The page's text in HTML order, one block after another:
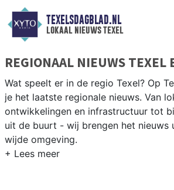
TEXELSDAGBLAD.NL
lokaal nieuws texel
REGIONAAL NIEUWS TEXEL
Wat speelt er in de regio Texel? Op
je het laatste regionale nieuws. Van
ontwikkelingen en infrastructuur tot
uit de buurt - wij brengen het nieuws
wijde omgeving.